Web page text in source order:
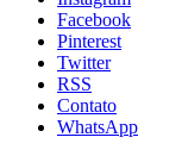
Facebook
Pinterest
Twitter
RSS
Contato
WhatsApp